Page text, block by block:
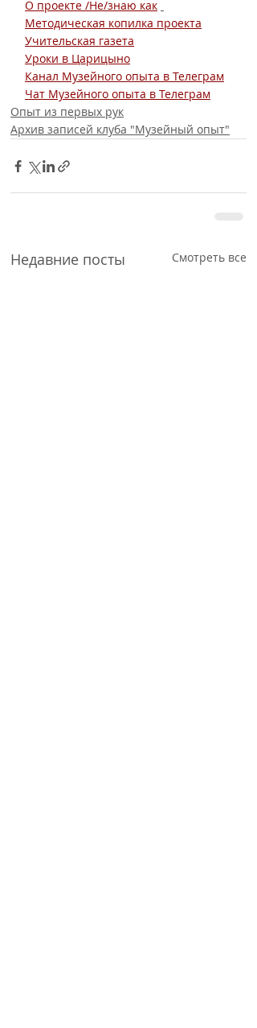
О проекте /Не/знаю как
Методическая копилка проекта
Учительская газета
Уроки в Царицыно
Канал Музейного опыта в Телеграм
Чат Музейного опыта в Телеграм
Опыт из первых рук
Архив записей клуба "Музейный опыт"
Недавние посты Смотреть все